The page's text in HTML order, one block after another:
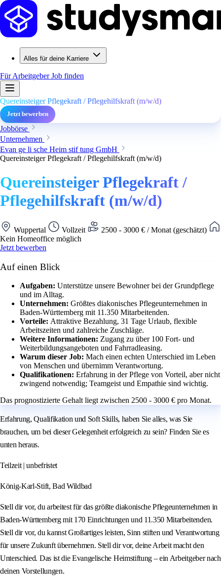
Alles für deine Karriere
Für ArbeitgeberJob finden
Quereinsteiger Pflegekraft / Pflegehilfskraft (m/w/d)
Jetzt bewerben
Jobbörse
Unternehmen
Evan ge li sche Heim stif tung GmbH
Quereinsteiger Pflegekraft / Pflegehilfskraft (m/w/d)
Quereinsteiger Pflegekraft /
Pflegehilfskraft (m/w/d)
Wuppertal Vollzeit
2500 - 3000 € / Monat (geschätzt)
Kein Homeoffice möglich
Jetzt bewerben
Auf einen Blick
Aufgaben: Unterstütze unsere Bewohner bei der Grundpflege
und im Alltag.
Unternehmen: Größtes diakonisches Pflegeunternehmen in
Baden-Württemberg mit 11.350 Mitarbeitenden.
Vorteile: Attraktive Bezahlung, 31 Tage Urlaub, flexible
Arbeitszeiten und zahlreiche Zuschläge.
Weitere Informationen: Zugang zu über 100 Fort- und
Weiterbildungsangeboten und Fahrradleasing.
Warum dieser Job: Mach einen echten Unterschied im Leben
von Menschen und übernimm Verantwortung.
Qualifikationen: Erfahrung in der Pflege von Vorteil, aber nicht
zwingend notwendig; Teamgeist und Empathie sind wichtig.
Das prognostizierte Gehalt liegt zwischen 2500 - 3000 € pro Monat.
Erfahrung, Qualifikation und Soft Skills, haben Sie alles, was Sie
brauchen, um bei dieser Gelegenheit erfolgreich zu sein? Finden Sie es
unten heraus.
Teilzeit | unbefristet
König-Karl-Stift, Bad Wildbad
Stell dir vor, du arbeitest für das größte diakonische Pflegeunternehmen in
Baden-Württemberg mit 170 Einrichtungen und 11.350 Mitarbeitenden.
Stell dir vor, du kannst Großartiges leisten, Sinn stiften und Verantwortung
für unsere Zukunft übernehmen. Stell dir vor, deine Arbeit macht den
Unterschied. Das ist die Evangelische Heimstiftung – ein Arbeitgeber nach
deinen Vorstellungen.